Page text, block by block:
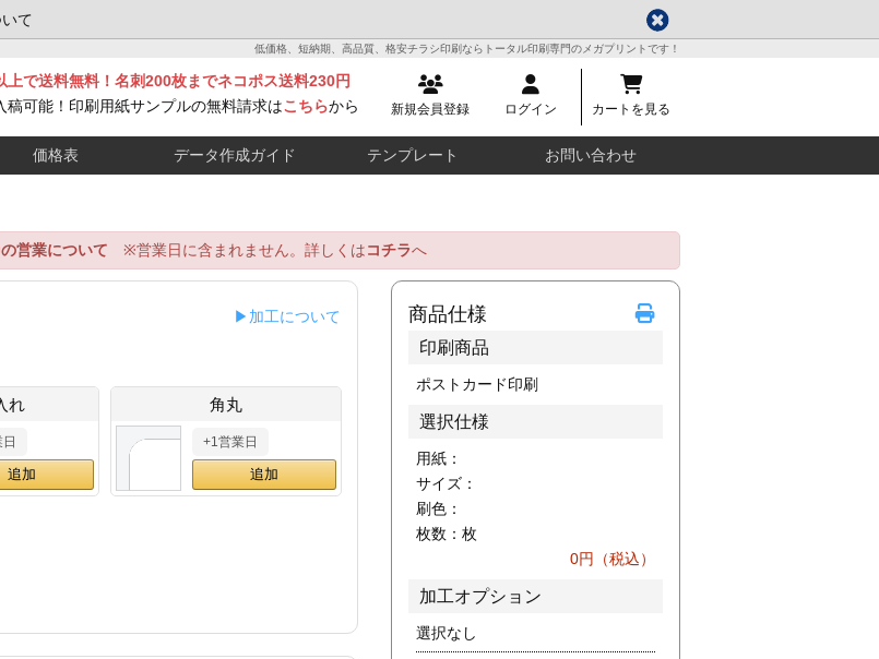
て
低価格、短納期、高品質、格安チラシ印刷ならトータル印刷専門のメガプリントです！
新規会員登録 ログイン カートを見る
上で送料無料！名刺200枚までネコポス送料230円
稿可能！印刷用紙サンプルの無料請求はこちらから
価格表 データ作成ガイド テンプレート お問い合わせ
営業について ※営業日に含まれません。詳しくはコチラへ
▶加工について
れ 角丸
+1営業日
商品仕様
印刷商品
ポストカード印刷
選択仕様
用紙：
サイズ：
刷色：
枚数： 枚
0円（税込）
加工オプション
選択なし